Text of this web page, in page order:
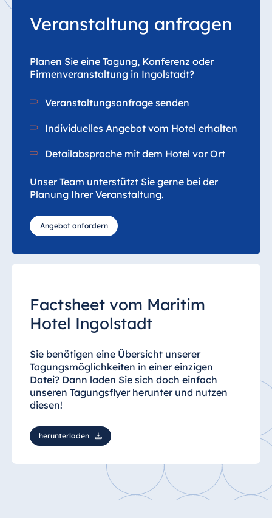
Veranstaltung anfragen
Planen Sie eine Tagung, Konferenz oder
Firmenveranstaltung in Ingolstadt?
Veranstaltungsanfrage senden
Individuelles Angebot vom Hotel erhalten
Detailabsprache mit dem Hotel vor Ort
Unser Team unterstützt Sie gerne bei der
Planung Ihrer Veranstaltung.
Angebot anfordern
Factsheet vom Maritim
Hotel Ingolstadt
Sie benötigen eine Übersicht unserer
Tagungsmöglichkeiten in einer einzigen
Datei? Dann laden Sie sich doch einfach
unseren Tagungsflyer herunter und nutzen
diesen!
herunterladen